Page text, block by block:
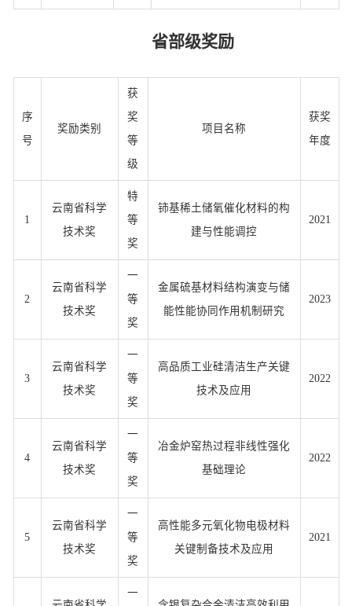
省部级奖励
序
号
奖励类别
获
奖
等
级
项目名称
获奖
年度
1
云南省科学
技术奖
特
等
奖
铈基稀土储氧催化材料的构
建与性能调控
2021
2
云南省科学
技术奖
一
等
奖
金属硫基材料结构演变与储
能性能协同作用机制研究
2023
3
云南省科学
技术奖
一
等
奖
高品质工业硅清洁生产关键
技术及应用
2022
4
云南省科学
技术奖
一
等
奖
冶金炉窑热过程非线性强化
基础理论
2022
5
云南省科学
技术奖
一
等
奖
高性能多元氧化物电极材料
关键制备技术及应用
2021
一